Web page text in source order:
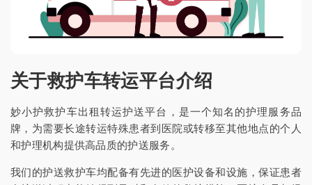
关于救护车转运平台介绍
妙小护救护车出租转运护送平台，是一个知名的护理服务品
牌，为需要长途转运特殊患者到医院或转移至其他地点的个人
和护理机构提供高品质的护送服务。
我们的护送救护车均配备有先进的医护设备和设施，保证患者